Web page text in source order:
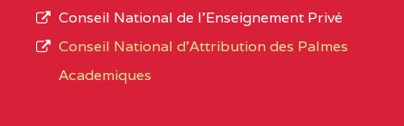
CENTRE
COLLEGE PRIVE
L’offre
d’éducation
de
Conseil National de l’Enseignement Privé
Conseil National d'Attribution des Palmes
Academiques